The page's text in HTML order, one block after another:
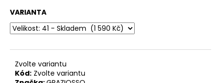
VARIANTA
Zvolte variantu
Kód: Zvolte variantu
HLEDAT
D